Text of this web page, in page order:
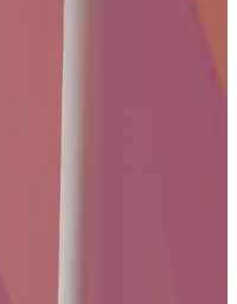
Pratik
görüntü ve ses kalitenizi